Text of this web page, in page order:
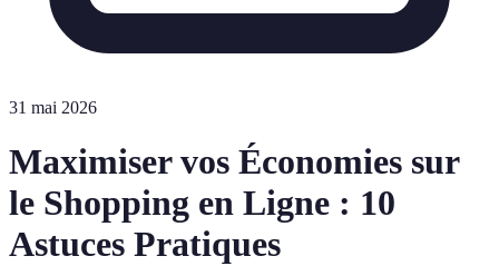
31 mai 2026
Maximiser vos Économies sur
le Shopping en Ligne : 10
Astuces Pratiques